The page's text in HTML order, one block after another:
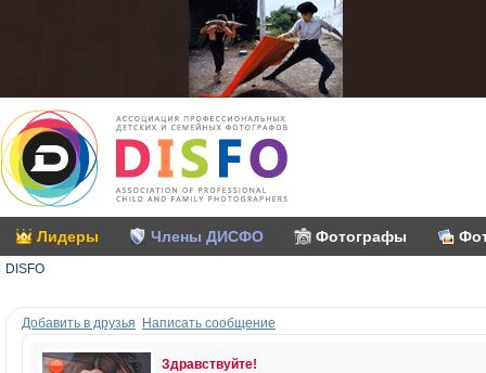
Лидеры Члены ДИСФО Фотографы
DISFO
Добавить в друзья Написать сообщение
Здравствуйте!